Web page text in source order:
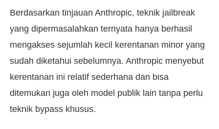
Berdasarkan tinjauan Anthropic, teknik jailbreak
yang dipermasalahkan ternyata hanya berhasil
mengakses sejumlah kecil kerentanan minor yang
sudah diketahui sebelumnya. Anthropic menyebut
kerentanan ini relatif sederhana dan bisa
ditemukan juga oleh model publik lain tanpa perlu
teknik bypass khusus.